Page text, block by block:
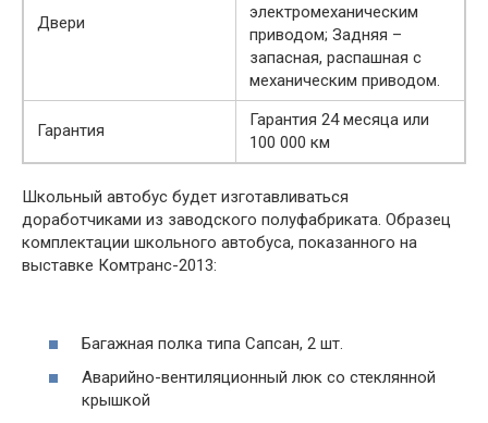
Двери
электромеханическим
приводом; Задняя –
запасная, распашная с
механическим приводом.
Гарантия
Гарантия 24 месяца или
100 000 км
Школьный автобус будет изготавливаться
доработчиками из заводского полуфабриката. Образец
комплектации школьного автобуса, показанного на
выставке Комтранс-2013:
Багажная полка типа Сапсан, 2 шт.
Аварийно-вентиляционный люк со стеклянной
крышкой